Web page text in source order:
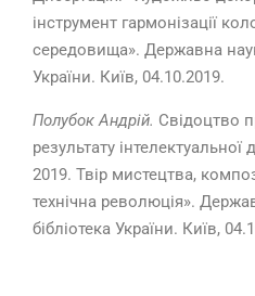
інструмент гармонізації
середовища». Державна
України. Київ, 04.10.2019.
Полубок Андрій. Свідоцтво
результату
2019. Твір мистецтва,
технічна революція».
бібліотека України. Київ,